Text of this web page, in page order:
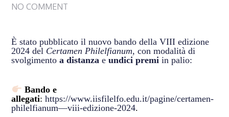
NO COMMENT
È stato pubblicato il nuovo bando della VIII edizione
2024 del Certamen Philelfianum,con modalità di
svolgimentoa distanza eundici premi in palio:
Bando e
allegati:https://www.iisfilelfo.edu.it/pagine/certamen-
philelfianum—viii-edizione-2024.